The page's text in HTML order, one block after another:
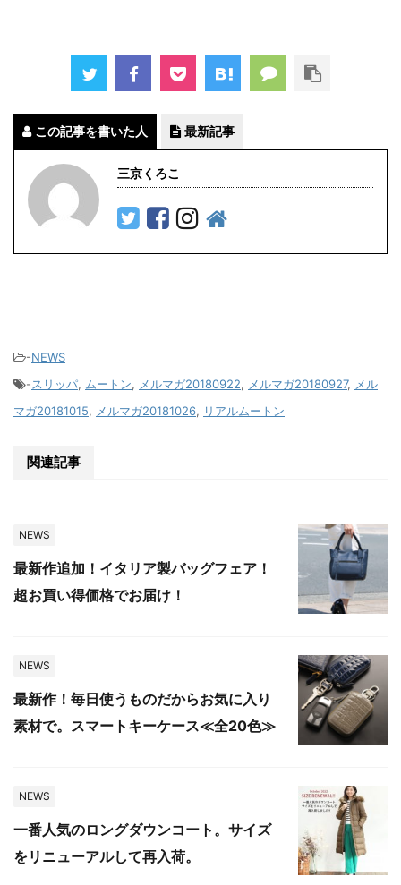
この記事を書いた人 最新記事
三京くろこ
-NEWS
-スリッパ, ムートン, メルマガ20180922, メルマガ20180927, メル
マガ20181015, メルマガ20181026, リアルムートン
関連記事
NEWS
最新作追加！イタリア製バッグフェア！
超お買い得価格でお届け！
NEWS
最新作！毎日使うものだからお気に入り
素材で。スマートキーケース≪全20色≫
NEWS
一番人気のロングダウンコート。サイズ
をリニューアルして再入荷。